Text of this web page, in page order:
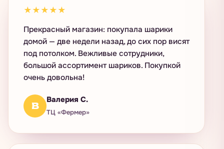
★★★★★
Прекрасный магазин: покупала шарики
домой — две недели назад, до сих пор висят
под потолком. Вежливые сотрудники,
большой ассортимент шариков. Покупкой
очень довольна!
В
Валерия С.
ТЦ «Фермер»